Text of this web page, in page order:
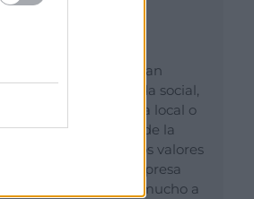
El comercio es un gran
vertebrador de la vida social,
en su entorno, ya sea local o
digital. Como parte de la
sociedad aporta unos valores
y una cultura de empresa
que puede aportar mucho a